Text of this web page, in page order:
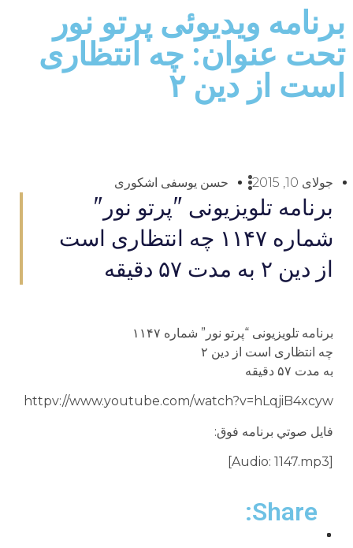
برنامه ويديوئى پرتو نور
تحت عنوان: چه انتظارى
است از دين ۲
جولای 10, 2015 حسن یوسفی اشکوری
برنامه تلويزيونى "پرتو نور"
شماره ۱۱۴۷ چه انتظارى است
از دين ۲ به مدت ۵۷ دقيقه
برنامه تلويزيونى “پرتو نور” شماره ۱۱۴۷
چه انتظارى است از دين ۲
به مدت ۵۷ دقيقه
httpv://www.youtube.com/watch?v=hLqjiB4xcyw
فايل صوتي برنامه فوق:
Share: